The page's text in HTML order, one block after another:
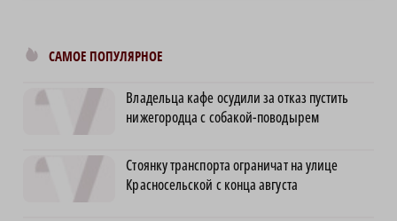
САМОЕ ПОПУЛЯРНОЕ
Владельца кафе осудили за отказ пустить
нижегородца с собакой-поводырем
Стоянку транспорта ограничат на улице
Красносельской с конца августа